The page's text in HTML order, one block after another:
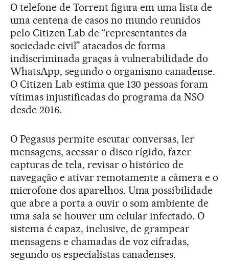
O telefone de Torrent figura em uma lista de
uma centena de casos no mundo reunidos
pelo Citizen Lab de “representantes da
sociedade civil” atacados de forma
indiscriminada graças à vulnerabilidade do
WhatsApp, segundo o organismo canadense.
O Citizen Lab estima que 130 pessoas foram
vítimas injustificadas do programa da NSO
desde 2016.
O Pegasus permite escutar conversas, ler
mensagens, acessar o disco rígido, fazer
capturas de tela, revisar o histórico de
navegação e ativar remotamente a câmera e o
microfone dos aparelhos. Uma possibilidade
que abre a porta a ouvir o som ambiente de
uma sala se houver um celular infectado. O
sistema é capaz, inclusive, de grampear
mensagens e chamadas de voz cifradas,
segundo os especialistas canadenses.